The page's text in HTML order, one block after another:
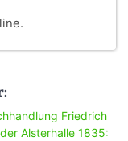
Friedrich
Alsterhalle 1835: